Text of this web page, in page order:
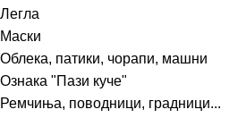
Легла
Маски
Облека, патики, чорапи, машни
Ознака "Пази куче"
Ремчиња, поводници, градници...